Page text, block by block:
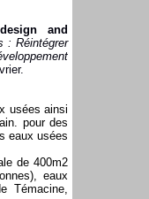
and
: Réintégrer
usées ainsi
pour des
eaux usées
de 400m2
eaux
Témacine,